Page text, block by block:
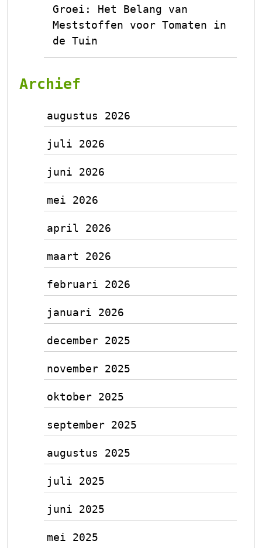
Groei: Het Belang van
Meststoffen voor Tomaten in
de Tuin
Archief
augustus 2026
juli 2026
juni 2026
mei 2026
april 2026
maart 2026
februari 2026
januari 2026
december 2025
november 2025
oktober 2025
september 2025
augustus 2025
juli 2025
juni 2025
mei 2025